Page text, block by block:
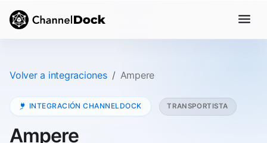
Volver a integraciones Ampere
INTEGRACIÓN CHANNELDOCK TRANSPORTISTA
Ampere